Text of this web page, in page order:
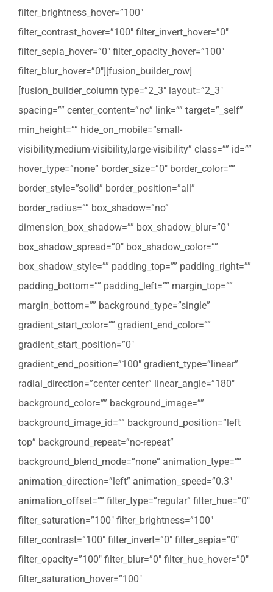
filter_brightness_hover=”100″
filter_contrast_hover=”100″ filter_invert_hover=”0″
filter_sepia_hover=”0″ filter_opacity_hover=”100″
filter_blur_hover=”0″][fusion_builder_row]
[fusion_builder_column type=”2_3″ layout=”2_3″
spacing=”” center_content=”no” link=”” target=”_self”
min_height=”” hide_on_mobile=”small-
visibility,medium-visibility,large-visibility” class=”” id=””
hover_type=”none” border_size=”0″ border_color=””
border_style=”solid” border_position=”all”
border_radius=”” box_shadow=”no”
dimension_box_shadow=”” box_shadow_blur=”0″
box_shadow_spread=”0″ box_shadow_color=””
box_shadow_style=”” padding_top=”” padding_right=””
padding_bottom=”” padding_left=”” margin_top=””
margin_bottom=”” background_type=”single”
gradient_start_color=”” gradient_end_color=””
gradient_start_position=”0″
gradient_end_position=”100″ gradient_type=”linear”
radial_direction=”center center” linear_angle=”180″
background_color=”” background_image=””
background_image_id=”” background_position=”left
top” background_repeat=”no-repeat”
background_blend_mode=”none” animation_type=””
animation_direction=”left” animation_speed=”0.3″
animation_offset=”” filter_type=”regular” filter_hue=”0″
filter_saturation=”100″ filter_brightness=”100″
filter_contrast=”100″ filter_invert=”0″ filter_sepia=”0″
filter_opacity=”100″ filter_blur=”0″ filter_hue_hover=”0″
filter_saturation_hover=”100″